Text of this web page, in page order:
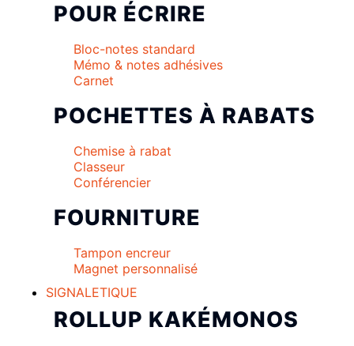
POUR ÉCRIRE
Bloc-notes standard
Mémo & notes adhésives
Carnet
POCHETTES À RABATS
Chemise à rabat
Classeur
Conférencier
FOURNITURE
Tampon encreur
Magnet personnalisé
SIGNALETIQUE
ROLLUP KAKÉMONOS